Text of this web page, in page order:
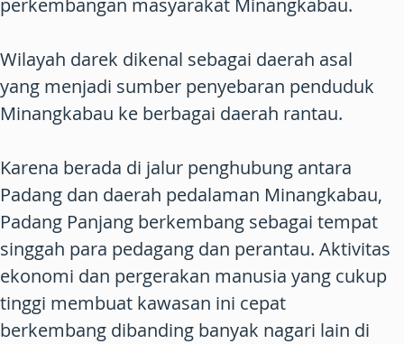
perkembangan masyarakat Minangkabau.
Wilayah darek dikenal sebagai daerah asal
yang menjadi sumber penyebaran penduduk
Minangkabau ke berbagai daerah rantau.
Karena berada di jalur penghubung antara
Padang dan daerah pedalaman Minangkabau,
Padang Panjang berkembang sebagai tempat
singgah para pedagang dan perantau. Aktivitas
ekonomi dan pergerakan manusia yang cukup
tinggi membuat kawasan ini cepat
berkembang dibanding banyak nagari lain di